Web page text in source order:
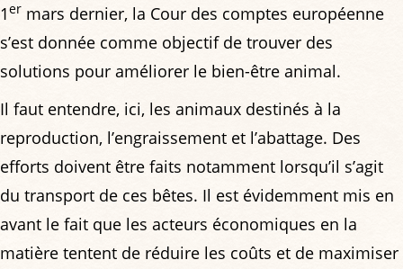
1er mars dernier, la Cour des comptes européenne
s’est donnée comme objectif de trouver des
solutions pour améliorer le bien-être animal.
Il faut entendre, ici, les animaux destinés à la
reproduction, l’engraissement et l’abattage. Des
efforts doivent être faits notamment lorsqu’il s’agit
du transport de ces bêtes. Il est évidemment mis en
avant le fait que les acteurs économiques en la
matière tentent de réduire les coûts et de maximiser